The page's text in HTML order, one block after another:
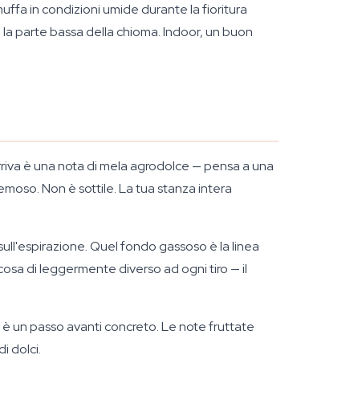
in condizioni umide durante la fioritura
parte bassa della chioma. Indoor, un buon
è una nota di mela agrodolce — pensa a una
Non è sottile. La tua stanza intera
Quel fondo gassoso è la linea
di leggermente diverso ad ogni tiro — il
un passo avanti concreto. Le note fruttate
dolci.